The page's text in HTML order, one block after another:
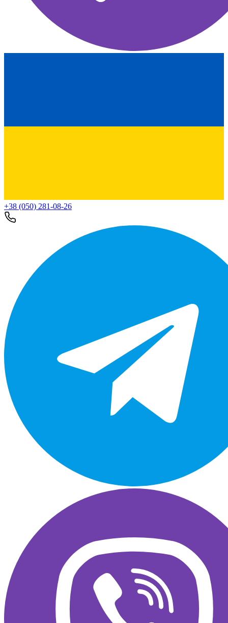
+38 (050) 281-08-26